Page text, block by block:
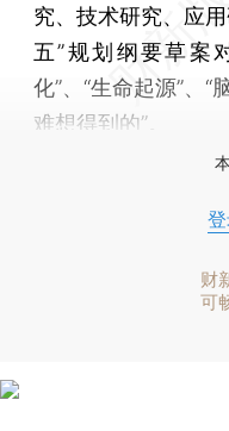
究、技术研究、应
五”规划纲要草案
化”、“生命起源”、
难想得到的”。
财
可